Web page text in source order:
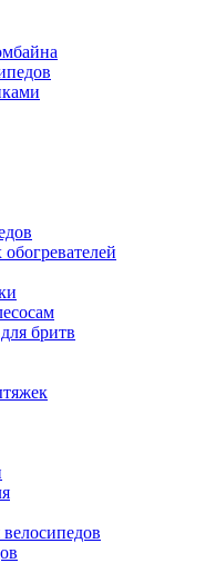
бритв